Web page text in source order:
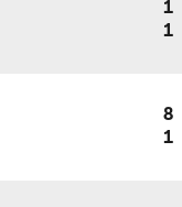
1
1
8
1